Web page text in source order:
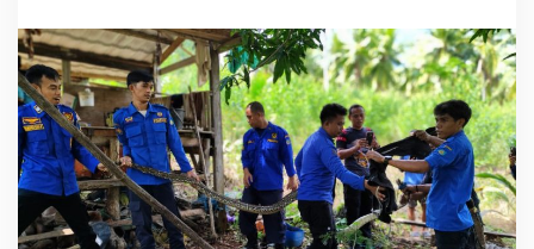
n
g
4
M
e
t
e
r
D
i